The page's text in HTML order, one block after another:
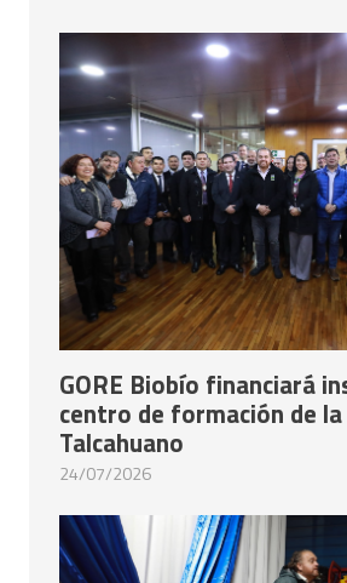
GORE Biobío financiará
centro de formación de la
Talcahuano
24/07/2026